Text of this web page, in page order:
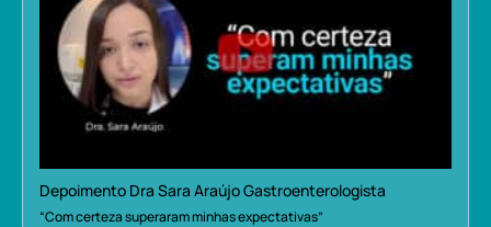
Depoimento Dra Sara Araújo Gastroenterologista
“Com certeza superaram minhas expectativas”